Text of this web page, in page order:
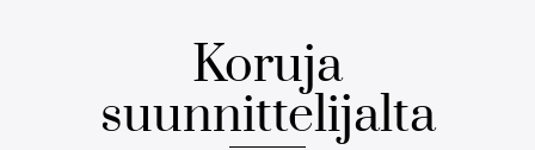
Koruja
suunnittelijalta